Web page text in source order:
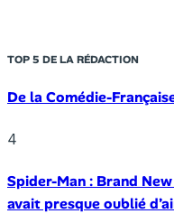
TOP 5 DE LA RÉDACTION
De la Comédie-
4
Spider-Man : Brand
avait presque oublié